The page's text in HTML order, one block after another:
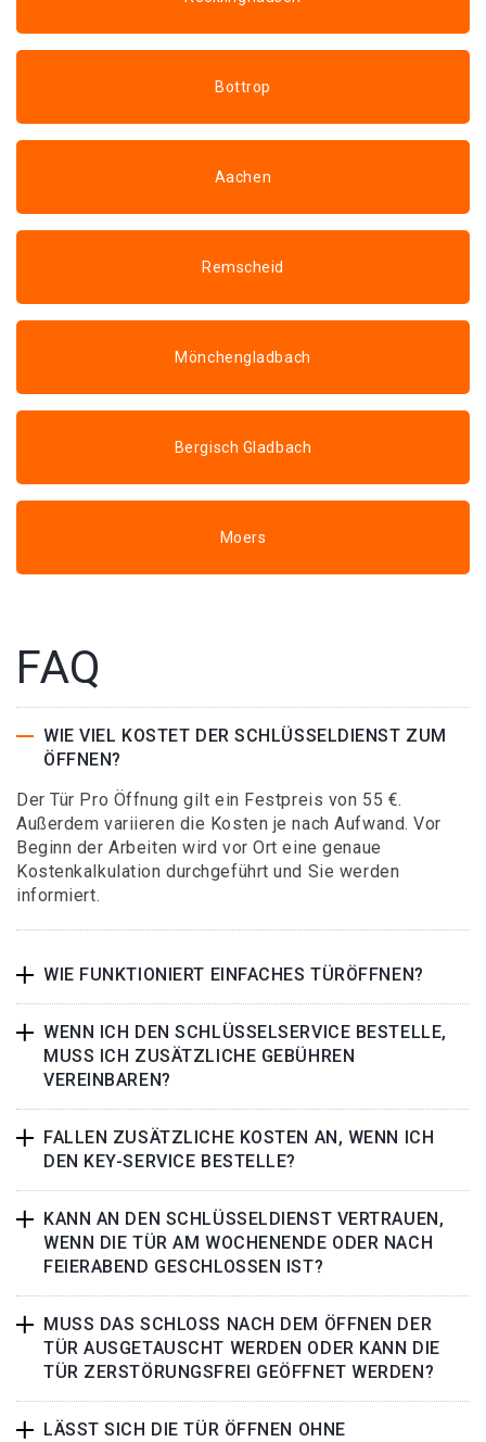
Bottrop
Aachen
Remscheid
Mönchengladbach
Bergisch Gladbach
Moers
FAQ
WIE VIEL KOSTET DER SCHLÜSSELDIENST ZUM
ÖFFNEN?
Der Tür Pro Öffnung gilt ein Festpreis von 55 €.
Außerdem variieren die Kosten je nach Aufwand. Vor
Beginn der Arbeiten wird vor Ort eine genaue
Kostenkalkulation durchgeführt und Sie werden
informiert.
WIE FUNKTIONIERT EINFACHES TÜRÖFFNEN?
WENN ICH DEN SCHLÜSSELSERVICE BESTELLE,
MUSS ICH ZUSÄTZLICHE GEBÜHREN
VEREINBAREN?
FALLEN ZUSÄTZLICHE KOSTEN AN, WENN ICH
DEN KEY-SERVICE BESTELLE?
KANN AN DEN SCHLÜSSELDIENST VERTRAUEN,
WENN DIE TÜR AM WOCHENENDE ODER NACH
FEIERABEND GESCHLOSSEN IST?
MUSS DAS SCHLOSS NACH DEM ÖFFNEN DER
TÜR AUSGETAUSCHT WERDEN ODER KANN DIE
TÜR ZERSTÖRUNGSFREI GEÖFFNET WERDEN?
LÄSST SICH DIE TÜR ÖFFNEN OHNE